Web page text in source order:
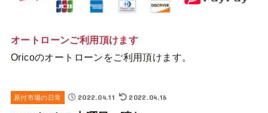
オートローンご利用頂けます
Oricoのオートローンをご利用頂けます。
原付市場の日常 2022.04.11 2022.04.16